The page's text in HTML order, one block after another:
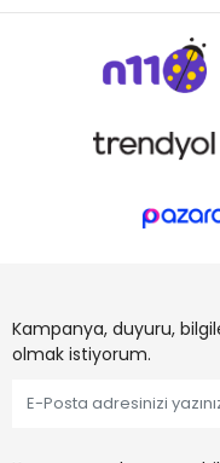
Kampanya, duyuru,
olmak istiyorum.